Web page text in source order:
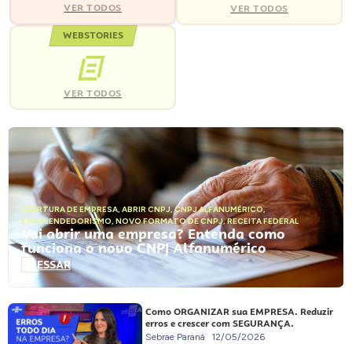
VER TODOS VER TODOS
WEBSTORIES
VER TODOS
ABERTURA DE EMPRESA, ABRIR CNPJ,CNPJ ALFANUMÉRICO,
EMPREENDEDORISMO, NOVO FORMATO DE CNPJ,RECEITA FEDERAL
Vai abrir uma empresa? Entenda como
funciona o novo CNPJ Alfanumérico
ACESSAR
Como ORGANIZAR sua EMPRESA. Reduzir
erros e crescer com SEGURANÇA.
Sebrae Paraná 12/05/2026